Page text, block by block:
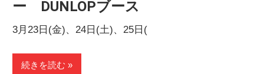
ー DUNLOPブース
3月23日(金)、24日(土)、25日(
続きを読む